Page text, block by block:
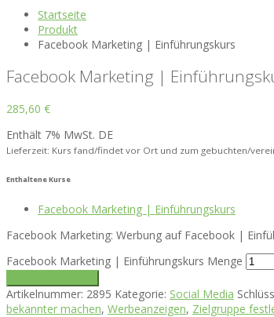
Startseite
Produkt
Facebook Marketing | Einführungskurs
Facebook Marketing |
285,60 €
Enthält 7% MwSt. DE
Lieferzeit: Kurs fand/findet vor Ort und zum gebuchten/
Enthaltene Kurse
Facebook Marketing | Einführungskurs
Facebook Marketing: Werbung auf Facebook |
Facebook Marketing | Einführungskurs Menge
Artikelnummer: 2895 Kategorie: Social Media
bekannter machen, Werbeanzeigen, Zielgruppe